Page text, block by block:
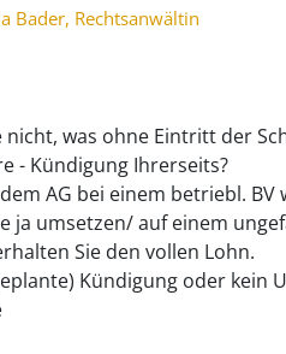
Bader, Rechtsanwältin
nicht, was ohne Eintritt der
- Kündigung Ihrerseits?
AG bei einem betriebl.
ja umsetzen/ auf einem
Sie den vollen Lohn.
Kündigung oder kein